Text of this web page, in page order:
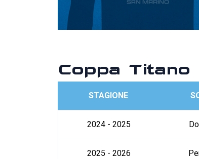
Coppa Titano
STAGIONE
2024 - 2025
2025 - 2026